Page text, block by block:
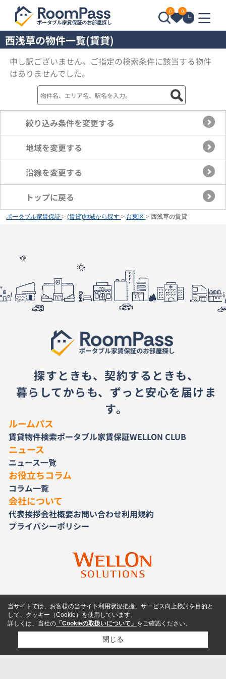
0 0
西浅草の物件一覧(賃貸)
申し訳ございません。ご指定の検索条件に該当する物件
はありませんでした。
絞り込み条件を変更する
地域を変更する
沿線を変更する
トップに戻る
ポータブル家賃保証 > (賃貸)地域から探す > 台東区 > 西浅草の賃貸
探すときも、契約するときも、
暮らしてからも、ずっと安心を届けま
す。
ルームパス
賃貸物件検索ポータブル家賃保証WELLON CLUB
ニュース
ニュース一覧
お役立ちコラム
コラム一覧
会社について
代表挨拶会社概要お問い合わせ利用規約
プライバシーポリシー
当サイトでは、お客様の当サイト利用状況把握、サービス向上検討を目的と
して、クッキー（Cookie）を使用しています。
詳しくは、当社の 「Cookieの取扱いについて」 をご確認ください。
閉じる